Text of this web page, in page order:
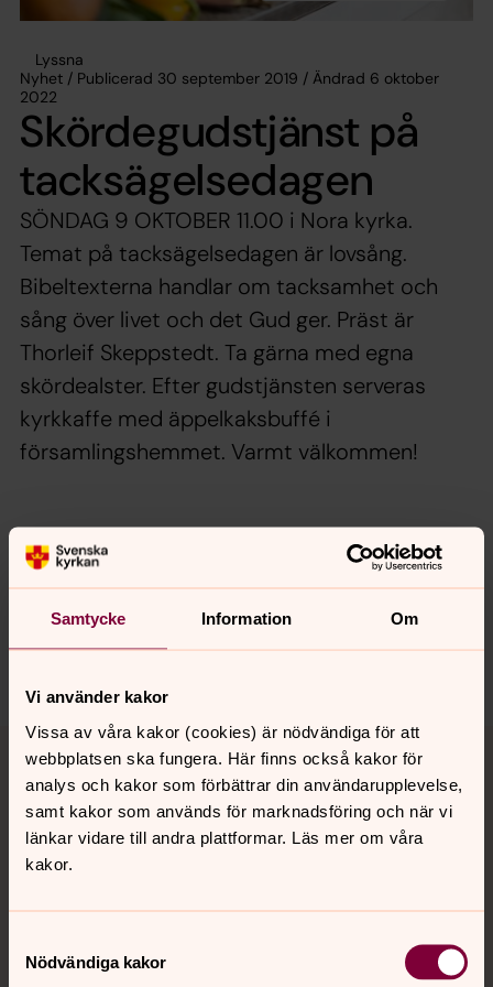
Samtycke Information Om
Vi använder kakor
Vissa av våra kakor (cookies) är nödvändiga för att
webbplatsen ska fungera. Här finns också kakor för
analys och kakor som förbättrar din användarupplevelse,
samt kakor som används för marknadsföring och när vi
länkar vidare till andra plattformar. Läs mer om våra
kakor.
Nödvändiga kakor
Lyssna
Nyhet / Publicerad 30 september 2019 / Ändrad 6 oktober
2022
Skördegudstjänst på
tacksägelsedagen
SÖNDAG 9 OKTOBER 11.00 i Nora kyrka.
Temat på tacksägelsedagen är lovsång.
Bibeltexterna handlar om tacksamhet och
sång över livet och det Gud ger. Präst är
Thorleif Skeppstedt. Ta gärna med egna
skördealster. Efter gudstjänsten serveras
kyrkkaffe med äppelkaksbuffé i
församlingshemmet. Varmt välkommen!
Synpunkter eller frågor på sidans
innehåll?
nora.tarnsjo.forsamling@svenskakyrkan.se
Tillbaka till toppen
Tillbaka till innehållet
Kontakt